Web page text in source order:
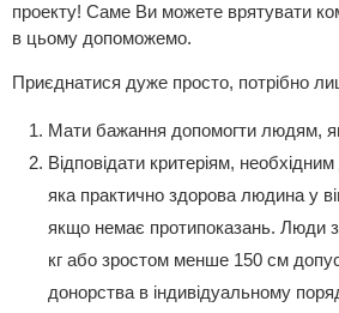
проекту! Саме Ви можете врятувати
в цьому допоможемо.
Приєднатися дуже просто, потрібно
Мати бажання допомогти людям,
Відповідати критеріям,
яка практично здорова людина у
якщо немає протипоказань. Люди
кг або зростом менше 150 см
донорства в індивідуальному